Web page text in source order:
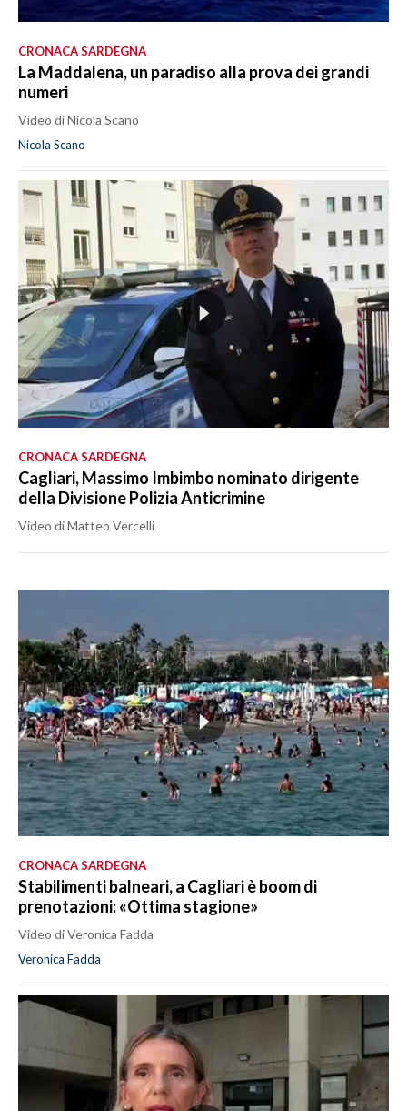
CRONACA SARDEGNA
La Maddalena, un paradiso alla prova dei grandi
numeri
Video di Nicola Scano
Nicola Scano
CRONACA SARDEGNA
Cagliari, Massimo Imbimbo nominato dirigente
della Divisione Polizia Anticrimine
Video di Matteo Vercelli
CRONACA SARDEGNA
Stabilimenti balneari, a Cagliari è boom di
prenotazioni: «Ottima stagione»
Video di Veronica Fadda
Veronica Fadda